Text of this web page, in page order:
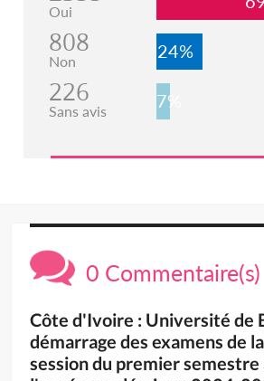
Oui
808
Non 24%
226
Sans avis 7%
0 Commentaire(s)
Côte d'Ivoire : Université de
démarrage des examens de
session du premier